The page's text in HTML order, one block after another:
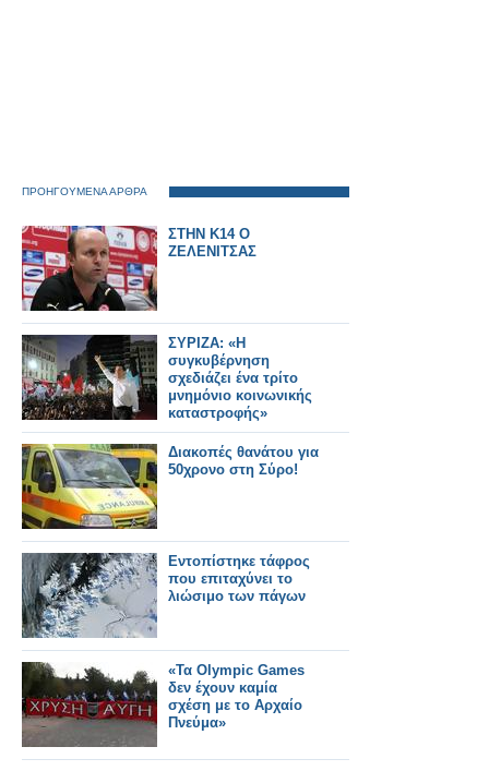
ΠΡΟΗΓΟΥΜΕΝΑ ΑΡΘΡΑ
ΣΤΗΝ Κ14 Ο
ΖΕΛΕΝΙΤΣΑΣ
ΣΥΡΙΖΑ: «Η
συγκυβέρνηση
σχεδιάζει ένα τρίτο
μνημόνιο κοινωνικής
καταστροφής»
Διακοπές θανάτου για
50χρονο στη Σύρο!
Εντοπίστηκε τάφρος
που επιταχύνει το
λιώσιμο των πάγων
«Τα Olympic Games
δεν έχουν καμία
σχέση με το Αρχαίο
Πνεύμα»